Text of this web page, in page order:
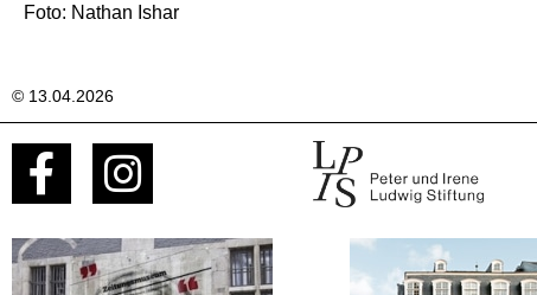
Foto: Nathan Ishar
© 13.04.2026